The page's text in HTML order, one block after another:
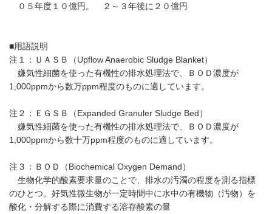
０５年度１０億円。 ２～３年後に２０億円
■用語説明
注１：ＵＡＳＢ（Upflow Anaerobic Sludge Blanket）
嫌気性細菌を使った有機性の排水処理法で、ＢＯＤ濃度が
1,000ppmから数万ppm程度のものに適しています。
注２：ＥＧＳＢ（Expanded Granuler Sludge Bed）
嫌気性細菌を使った有機性の排水処理法で、ＢＯＤ濃度が
1,000ppmから数十万ppm程度のものに適しています。
注３：ＢＯＤ（Biochemical Oxygen Demand）
生物化学的酸素要求量のことで、排水の汚濁の程度を測る指標
のひとつ。好気性微生物が一定時間中に水中の有機物（汚物）を
酸化・分解する際に消費する溶存酸素の量